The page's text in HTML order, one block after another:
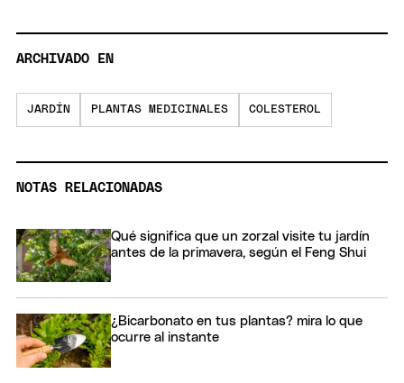
11
minutes,
6
ARCHIVADO EN
JARDÍN PLANTAS MEDICINALES COLESTEROL
NOTAS RELACIONADAS
Qué significa que un zorzal visite tu jardín
antes de la primavera, según el Feng Shui
¿Bicarbonato en tus plantas? mira lo que
ocurre al instante